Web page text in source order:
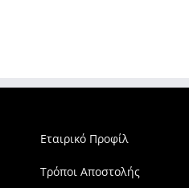
Εταιρικό Προφίλ
Τρόποι Αποστολής